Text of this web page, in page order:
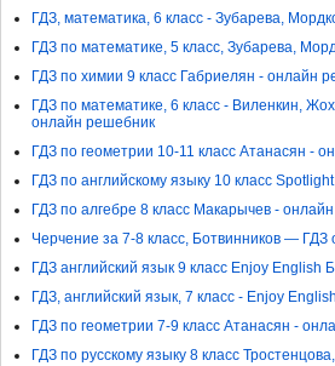
ГДЗ, математика, 6 класс - Зубарева,
ГДЗ по математике, 5 класс, Зубарева,
ГДЗ по химии 9 класс Габриелян - онлайн
ГДЗ по математике, 6 класс - Виленкин,
онлайн решебник
ГДЗ по геометрии 10-11 класс Атанасян -
ГДЗ по английскому языку 10 класс
ГДЗ по алгебре 8 класс Макарычев -
Черчение за 7-8 класс, Ботвинников — ГДЗ
ГДЗ английский язык 9 класс Enjoy English
ГДЗ, английский язык, 7 класс - Enjoy
ГДЗ по геометрии 7-9 класс Атанасян -
ГДЗ по русскому языку 8 класс